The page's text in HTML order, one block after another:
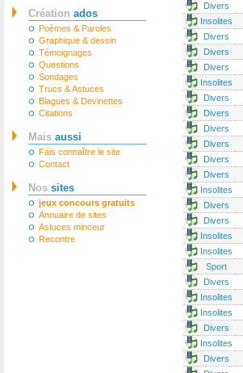
Création ados
Poèmes & Paroles
Graphique & dessin
Témoignages
Questions
Sondages
Trucs & Astuces
Blagues & Devinettes
Citations
Mais aussi
Fais connaître le site
Contact
Nos sites
jeux concours gratuits
Annuaire de sites
Astuces minceur
Recontre
Divers
Insolites
Divers
Divers
Divers
Insolites
Divers
Divers
Divers
Divers
Divers
Divers
Insolites
Divers
Divers
Insolites
Insolites
Sport
Divers
Insolites
Insolites
Divers
Insolites
Divers